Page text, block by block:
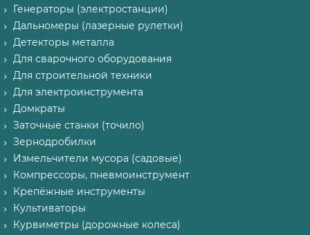
Генераторы (электростанции)
Дальномеры (лазерные рулетки)
Детекторы металла
Для сварочного оборудования
Для строительной техники
Для электроинструмента
Домкраты
Заточные станки (точило)
Зернодробилки
Измельчители мусора (садовые)
Компрессоры, пневмоинструмент
Крепёжные инструменты
Культиваторы
Курвиметры (дорожные колеса)